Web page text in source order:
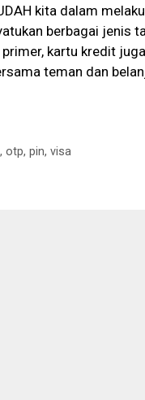
kita dalam
berbagai jenis
kartu kredit
teman dan
, otp, pin, visa